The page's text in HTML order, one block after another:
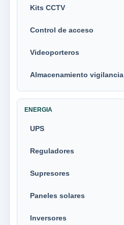
Kits CCTV
Control de acceso
Videoporteros
Almacenamiento vigilancia
ENERGIA
UPS
Reguladores
Supresores
Paneles solares
Inversores